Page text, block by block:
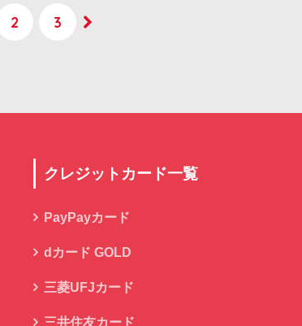
2 3
クレジットカード一覧
PayPayカード
dカード GOLD
三菱UFJカード
三井住友カード